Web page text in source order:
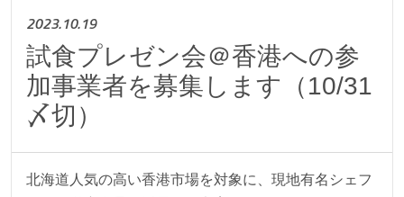
2023.10.19
試食プレゼン会＠香港への参
加事業者を募集します（10/31
〆切）
北海道人気の高い香港市場を対象に、現地有名シェフ